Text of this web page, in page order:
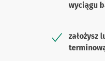
wyciągu
założysz